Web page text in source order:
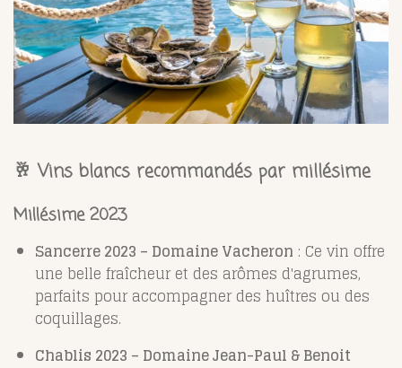
🥂Vins blancs recommandés par millésime
Millésime 2023
Sancerre 2023 – Domaine Vacheron : Ce vin offre
une belle fraîcheur et des arômes d'agrumes,
parfaits pour accompagner des huîtres ou des
coquillages.
Chablis 2023 – Domaine Jean-Paul & Benoit